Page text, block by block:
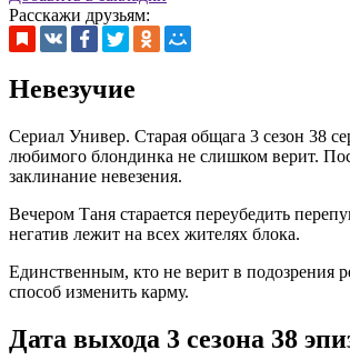
Расскажи друзьям:
Невезучие
Сериал Универ. Старая общага 3 сезон 38
любимого блондинка не слишком верит.
заклинание невезения.
Вечером Таня старается переубедить
негатив лежит на всех жителях блока.
Единственным, кто не верит в подозрения
способ изменить карму.
Дата выхода 3 сезона 38